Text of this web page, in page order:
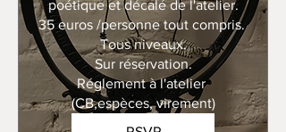
poétique et décalé de l'atelier.
35 euros /personne tout compris.
Tous niveaux.
Sur réservation.
Réglement à l'atelier
(CB,espèces, virement)